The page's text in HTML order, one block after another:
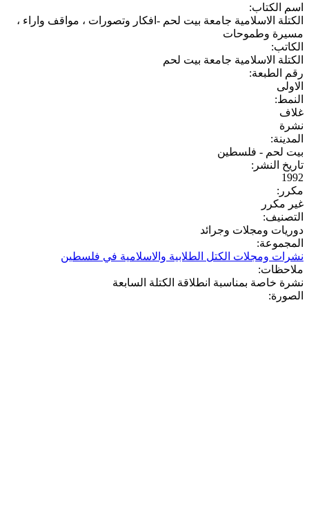
الكتاب:
الاسلامية جامعة بيت لحم -افكار وتصورات ، مواقف واراء ،
وطموحات
الاسلامية جامعة بيت لحم
الطبعة:
لحم - فلسطين
النشر:
مكرر
ومجلات وجرائد
ومجلات الكتل الطلابية والاسلامية في فلسطين
خاصة بمناسبة انطلاقة الكتلة السابعة